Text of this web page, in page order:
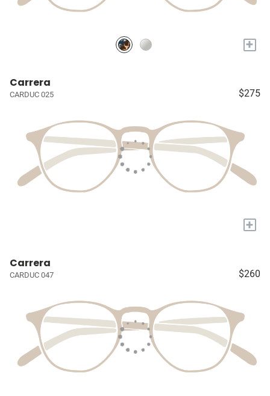
+
Carrera
CARDUC 025 $275
+
Carrera
CARDUC 047 $260